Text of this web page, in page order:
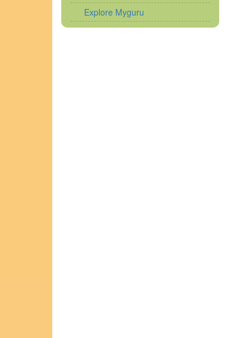
Explore Myguru